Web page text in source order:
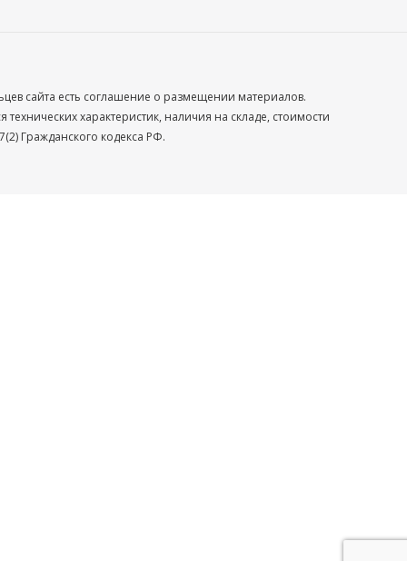
сайта есть соглашение о размещении материалов.
характеристик, наличия на складе, стоимости
Гражданского кодекса РФ.